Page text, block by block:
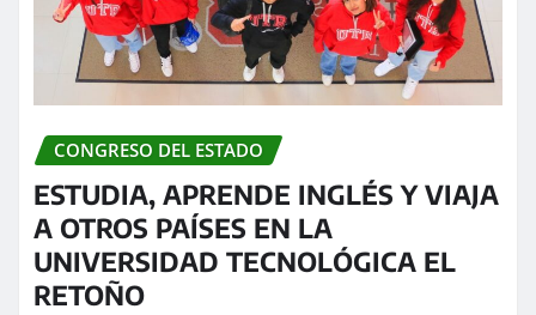
CONGRESO DEL ESTADO
ESTUDIA, APRENDE INGLÉS Y VIAJA
A OTROS PAÍSES EN LA
UNIVERSIDAD TECNOLÓGICA EL
RETOÑO